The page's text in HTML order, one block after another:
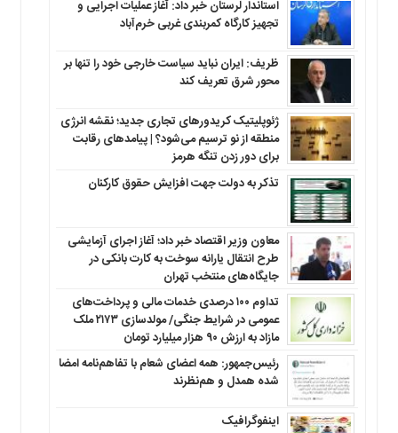
استاندار لرستان خبر داد: آغاز عملیات اجرایی و
تجهیز کارگاه کمربندی غربی خرم‌آباد
ظریف: ایران نباید سیاست خارجی خود را تنها بر
محور شرق تعریف کند
ژئوپلیتیک کریدورهای تجاری جدید؛ نقشه انرژی
منطقه‌ از نو ترسیم می‌شود؟ | پیامدهای رقابت
برای دور زدن تنگه هرمز
تذکر به دولت جهت افزایش حقوق کارکنان ‌
معاون وزیر اقتصاد خبر داد؛ آغاز اجرای آزمایشی
طرح انتقال یارانه سوخت به کارت بانکی در
جایگاه‌های منتخب تهران
تداوم ۱۰۰ درصدی خدمات مالی و پرداخت‌های
عمومی در شرایط جنگی/ مولدسازی ۲۱۷۳ ملک
مازاد به ارزش ۹۰ هزار میلیارد تومان
رئیس‌جمهور: همه اعضای شعام با تفاهم‌نامه امضا
شده همدل و هم‌نظرند
اینفوگرافیک